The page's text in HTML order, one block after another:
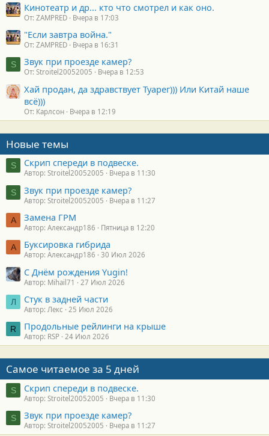
Кинотеатр и др... кто что смотрел и как оно.
От: ZAMPRED Вчера в 17:03
"Если завтра война."
От: ZAMPRED Вчера в 16:31
S Звук при проезде камер?
От: Stroitel20052005 Вчера в 12:53
Хай продан, да здравствует Туарег))) Или Китай наше
всё)))
От: Карлсон Вчера в 12:19
Новые темы
S Скрип спереди в подвеске.
Автор: Stroitel20052005 Вчера в 11:30
S Звук при проезде камер?
Автор: Stroitel20052005 Вчера в 11:27
А Замена ГРМ
Автор: Александр186 Пятница в 12:20
А Буксировка гибрида
Автор: Александр186 30 Июл 2026
С Днём рождения Yugin!
Автор: Mihail71 27 Июл 2026
Л Стук в задней части
Автор: Лекс 25 Июл 2026
R Продольные рейлинги на крыше
Автор: RSP 24 Июл 2026
Самое читаемое за 5 дней
S Скрип спереди в подвеске.
Автор: Stroitel20052005 Вчера в 11:30
S Звук при проезде камер?
Автор: Stroitel20052005 Вчера в 11:27